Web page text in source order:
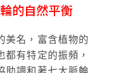
的自然平衡
美名，富含植物的
有特定的振頻，
助調和著七大脈輪